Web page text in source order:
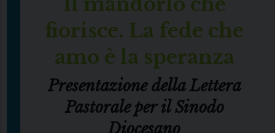
fiorisce. La fede che
amo è la speranza
Presentazione della Lettera
Pastorale per il Sinodo
Diocesano